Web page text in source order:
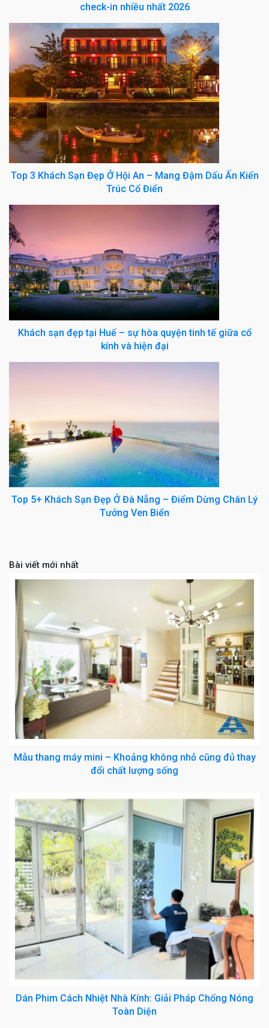
check-in nhiều nhất 2026
Top 3 Khách Sạn Đẹp Ở Hội An – Mang Đậm Dấu Ấn Kiến
Trúc Cổ Điển
Khách sạn đẹp tại Huế – sự hòa quyện tinh tế giữa cổ
kính và hiện đại
Top 5+ Khách Sạn Đẹp Ở Đà Nẵng – Điểm Dừng Chân Lý
Tưởng Ven Biển
Bài viết mới nhất
Mẫu thang máy mini – Khoảng không nhỏ cũng đủ thay
đổi chất lượng sống
Dán Phim Cách Nhiệt Nhà Kính: Giải Pháp Chống Nóng
Toàn Diện